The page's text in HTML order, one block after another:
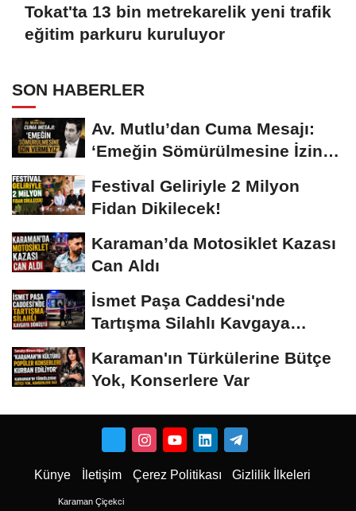
Tokat'ta 13 bin metrekarelik yeni trafik
eğitim parkuru kuruluyor
SON HABERLER
Av. Mutlu’dan Cuma Mesajı:
‘Emeğin Sömürülmesine İzin
Festival Geliriyle 2 Milyon
Fidan Dikilecek!
Karaman’da Motosiklet Kazası
Can Aldı
İsmet Paşa Caddesi'nde
Tartışma Silahlı Kavgaya
Karaman'ın Türkülerine Bütçe
Yok, Konserlere Var
Künye İletişim Çerez Politikası Gizlilik İlkeleri
Karaman Çiçekci